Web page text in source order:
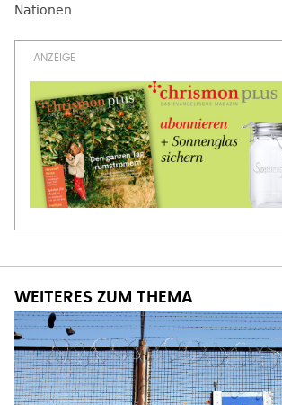
Nationen
WEITERES ZUM THEMA